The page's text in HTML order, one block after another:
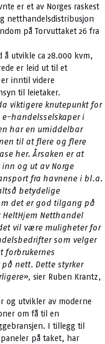
er et av Norges raskest
netthandelsdistribusjon
på Torvuttaket 26 fra
å utvikle ca 28.000 kvm,
er leid ut til et
inntil videre
til leietaker.
viktigere knutepunkt for
handelsselskaper i
har en umiddelbar
til at flere og flere
her. Årsaken er at
og ut av Norge
fra havnene i bl.a.
betydelige
det er god tilgang på
Netthandel
vil være muligheter for
som velger
forbrukernes
nett. Dette styrker
sier Ruben Krantz,
og utvikler av moderne
om få til en
I tillegg til
på taket, har